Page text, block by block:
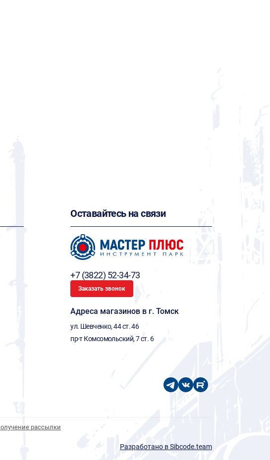
Оставайтесь на связи
+7 (3822) 52-34-73
Заказать звонок
Адреса магазинов в г. Томск
ул. Шевченко, 44 ст. 46
пр-т Комсомольский, 7 ст. 6
рассылки
Разработано в Sibcode.team